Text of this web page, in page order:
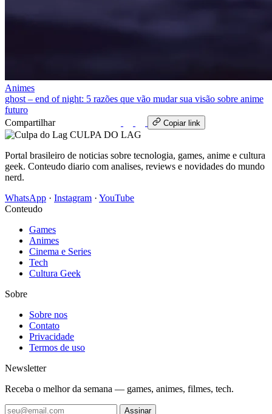
Animes
ghost – end of night: 5 razões que vão mudar sua visão sobre anime
futuro
Compartilhar
Copiar link
CULPA DO LAG
Portal brasileiro de noticias sobre tecnologia, games, anime e cultura
geek. Conteudo diario com analises, reviews e novidades do mundo
nerd.
WhatsApp · Instagram · YouTube
Conteudo
Games
Animes
Cinema e Series
Tech
Cultura Geek
Sobre
Sobre nos
Contato
Privacidade
Termos de uso
Newsletter
Receba o melhor da semana — games, animes, filmes, tech.
Assinar